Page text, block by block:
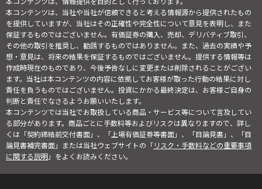
本コンテンツは、当社や当社が信頼できると考える情報源から提供されたもの
を提供していますが、当社はその正確性や完全性について意見を表明し、また
保証するものではございません。有価証券の購入、売却、デリバティブ取引、
その他の取引を推奨し、勧誘するものではありません。また、過去の実績や予
想・意見は、将来の結果を保証するものではございません。提供する情報等は
作成時現在のものであり、今後予告なしに変更または削除されることがござい
ます。当社は本コンテンツの内容に依拠してお客様が取った行動の結果に対し
責任を負うものではございません。投資にかかる最終決定は、お客様ご自身の
判断と責任でなさるようお願いいたします。
本コンテンツでは当社でお取扱している商品・サービス等について言及してい
る部分があります。商品ごとに手数料等およびリスクは異なりますので、詳し
くは「契約締結前交付書面」、「上場有価証券等書面」、「目論見書」、「目
論見書補完書面」または当社ウェブサイトの「リスク・手数料などの重要事項
に関する説明」をよくお読みください。